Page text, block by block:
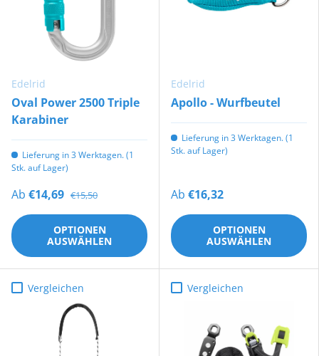
Edelrid
Oval Power 2500 Triple
Karabiner
Lieferung in 3 Werktagen. (1
Stk. auf Lager)
Ab €14,69 €15,50
OPTIONEN
AUSWÄHLEN
Edelrid
Apollo - Wurfbeutel
Lieferung in 3 Werktagen. (1
Stk. auf Lager)
Ab €16,32
OPTIONEN
AUSWÄHLEN
Vergleichen Vergleichen